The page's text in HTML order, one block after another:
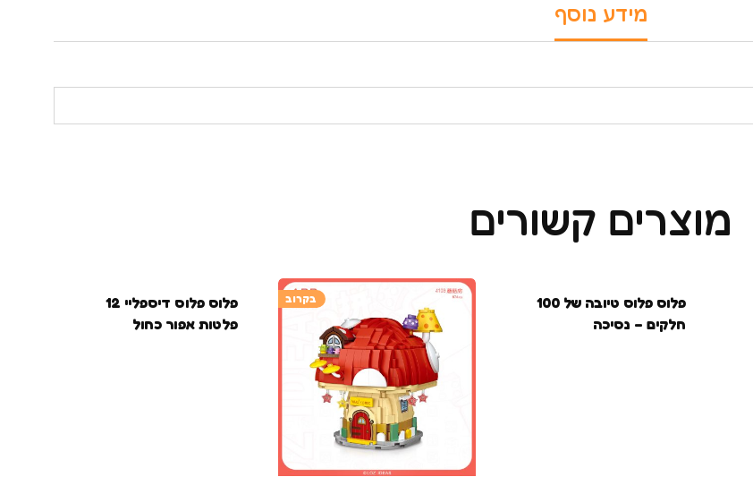
מידע נוסף
מוצרים קשורים
בקרובפלוס פלוס טיובה של 100
חלקים – נסיכה
בקרוב
פלוס פלוס דיספליי 12
פלטות אפור כחול